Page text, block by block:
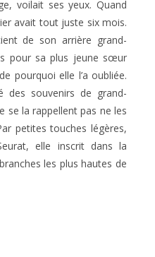
voilait ses yeux. Quand
avait tout juste six mois.
de son arrière grand-
pour sa plus jeune sœur
pourquoi elle l’a oubliée.
des souvenirs de grand-
se la rappellent pas ne les
petites touches légères,
elle inscrit dans la
les plus hautes de